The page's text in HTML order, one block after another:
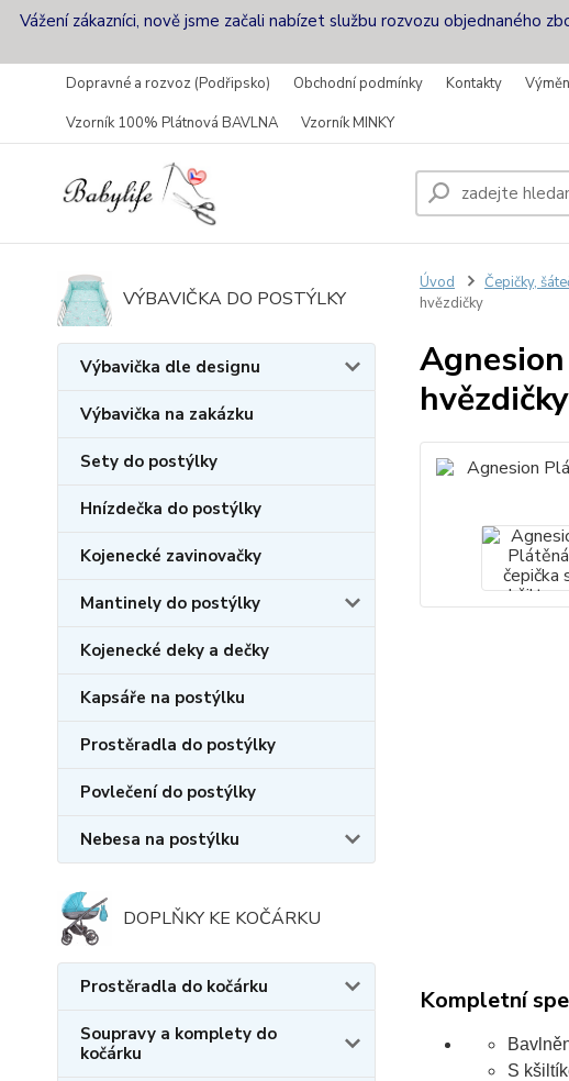
Vážení zákazníci, nově jsme začali nabízet službu rozvozu objednaného
Dopravné a rozvoz (Podřipsko) Obchodní podmínky Kontakty
Vzorník 100% Plátnová BAVLNA
Vzorník MINKY
VÝBAVIČKA DO POSTÝLKY
Výbavička dle designu
Výbavička na zakázku
Sety do postýlky
Hnízdečka do postýlky
Kojenecké zavinovačky
Mantinely do postýlky
Kojenecké deky a dečky
Kapsáře na postýlku
Prostěradla do postýlky
Povlečení do postýlky
Nebesa na postýlku
DOPLŇKY KE KOČÁRKU
Prostěradla do kočárku
Soupravy a komplety do
kočárku
Úvod Čepičky,
hvězdičky
hvězdičky
Kompletní
S